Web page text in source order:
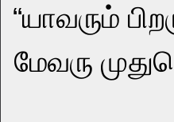
“யாவரும்
மேவரு